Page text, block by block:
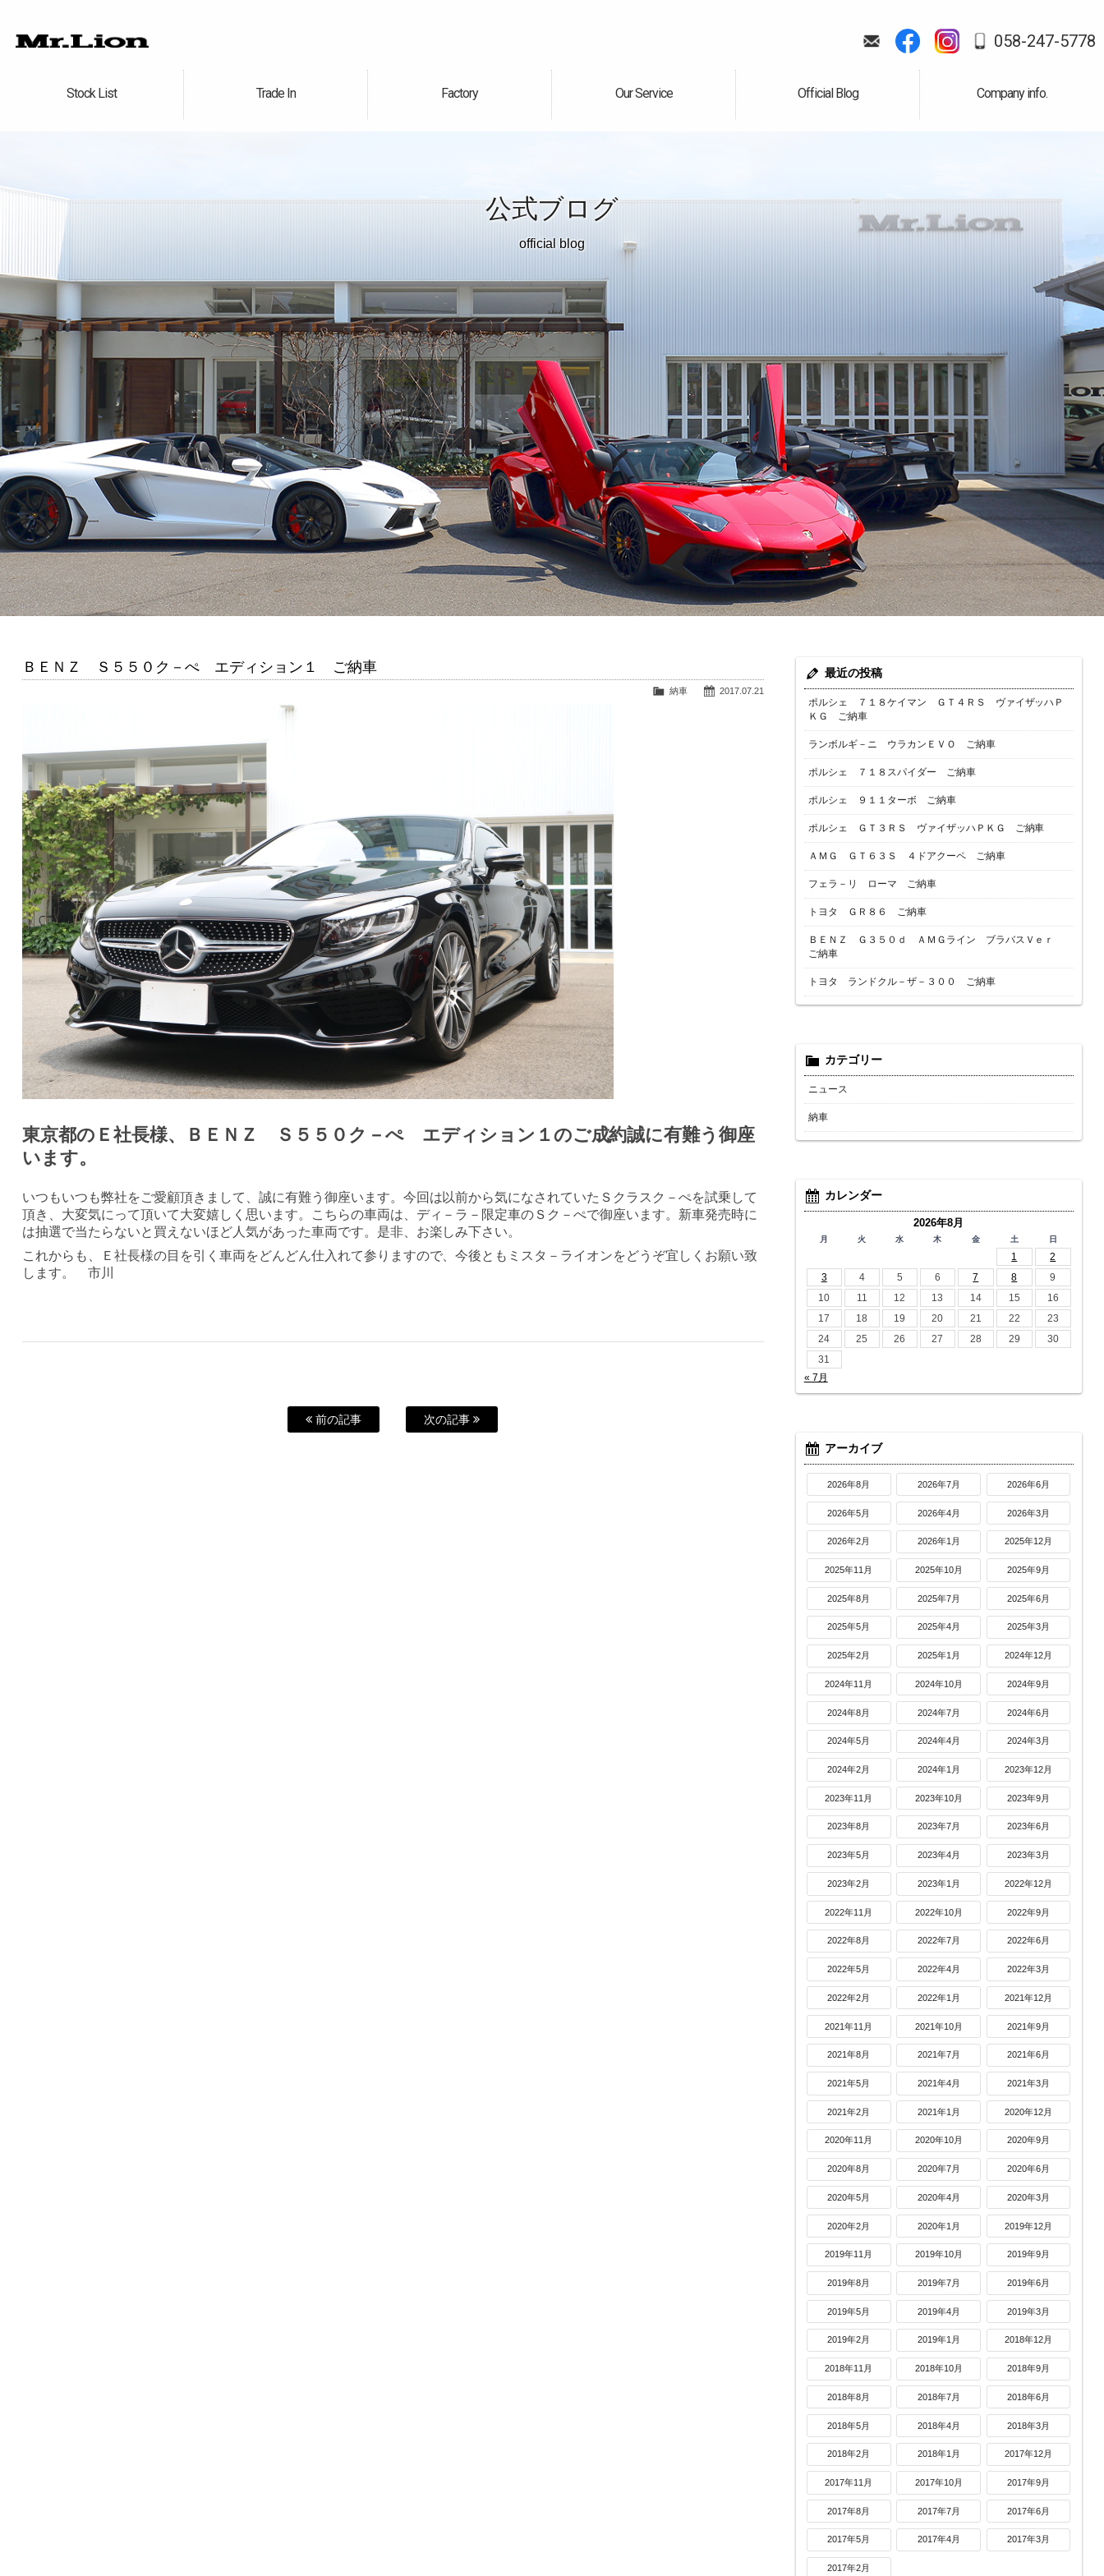
058-247-5778
Stock List
在庫車情報 Trade In
買取無料査定 Factory
自社工場 Our Service
サービス案内 Official Blog
公式ブログ Company info.
会社案内
公式ブログ
official blog
ＢＥＮＺ Ｓ５５０ク－ぺ エディション１ ご納車
2017.07.21
納車
東京都のＥ社長様、ＢＥＮＺ Ｓ５５０ク－ぺ エディション１のご成約誠に有難う御座
います。
いつもいつも弊社をご愛顧頂きまして、誠に有難う御座います。今回は以前から気になされていたＳクラスク－ぺを試乗して
頂き、大変気にって頂いて大変嬉しく思います。こちらの車両は、ディ－ラ－限定車のＳク－ぺで御座います。新車発売時に
は抽選で当たらないと買えないほど人気があった車両です。是非、お楽しみ下さい。
これからも、Ｅ社長様の目を引く車両をどんどん仕入れて参りますので、今後ともミスタ－ライオンをどうぞ宜しくお願い致
します。 市川
前の記事 次の記事
最近の投稿
ポルシェ ７１８ケイマン ＧＴ４ＲＳ ヴァイザッハＰ
ＫＧ ご納車
ランボルギ－ニ ウラカンＥＶＯ ご納車
ポルシェ ７１８スパイダー ご納車
ポルシェ ９１１ターボ ご納車
ポルシェ ＧＴ３ＲＳ ヴァイザッハＰＫＧ ご納車
ＡＭＧ ＧＴ６３Ｓ ４ドアクーペ ご納車
フェラ－リ ローマ ご納車
トヨタ ＧＲ８６ ご納車
ＢＥＮＺ Ｇ３５０ｄ ＡＭＧライン ブラバスＶｅｒ
ご納車
トヨタ ランドクル－ザ－３００ ご納車
カテゴリー
ニュース
納車
カレンダー
2026年8月
月 火 水 木 金 土 日
1
2
3
4 5 6 7 8
9
10
11 12 13 14 15
16
17
18 19 20 21 22
23
24
25 26 27 28 29
30
31
« 7月
アーカイブ
2026年8月 2026年7月 2026年6月
2026年5月 2026年4月 2026年3月
2026年2月 2026年1月 2025年12月
2025年11月 2025年10月 2025年9月
2025年8月 2025年7月 2025年6月
2025年5月 2025年4月 2025年3月
2025年2月 2025年1月 2024年12月
2024年11月 2024年10月 2024年9月
2024年8月 2024年7月 2024年6月
2024年5月 2024年4月 2024年3月
2024年2月 2024年1月 2023年12月
2023年11月 2023年10月 2023年9月
2023年8月 2023年7月 2023年6月
2023年5月 2023年4月 2023年3月
2023年2月 2023年1月 2022年12月
2022年11月 2022年10月 2022年9月
2022年8月 2022年7月 2022年6月
2022年5月 2022年4月 2022年3月
2022年2月 2022年1月 2021年12月
2021年11月 2021年10月 2021年9月
2021年8月 2021年7月 2021年6月
2021年5月 2021年4月 2021年3月
2021年2月 2021年1月 2020年12月
2020年11月 2020年10月 2020年9月
2020年8月 2020年7月 2020年6月
2020年5月 2020年4月 2020年3月
2020年2月 2020年1月 2019年12月
2019年11月 2019年10月 2019年9月
2019年8月 2019年7月 2019年6月
2019年5月 2019年4月 2019年3月
2019年2月 2019年1月 2018年12月
2018年11月 2018年10月 2018年9月
2018年8月 2018年7月 2018年6月
2018年5月 2018年4月 2018年3月
2018年2月 2018年1月 2017年12月
2017年11月 2017年10月 2017年9月
2017年8月 2017年7月 2017年6月
2017年5月 2017年4月 2017年3月
2017年2月